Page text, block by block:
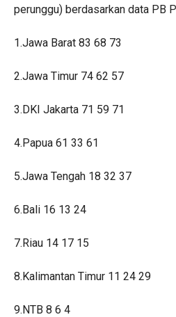
perunggu) berdasarkan data PB
1.Jawa Barat 83 68 73
2.Jawa Timur 74 62 57
3.DKI Jakarta 71 59 71
4.Papua 61 33 61
5.Jawa Tengah 18 32 37
6.Bali 16 13 24
7.Riau 14 17 15
8.Kalimantan Timur 11 24 29
9.NTB 8 6 4